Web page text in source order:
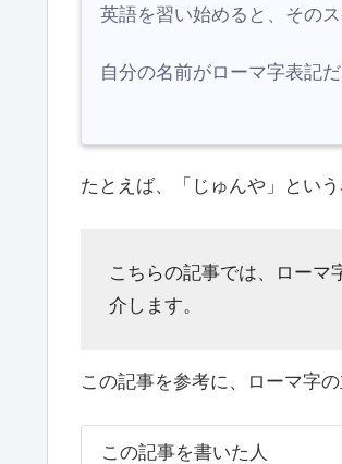
英語を習い始めると、その
自分の名前がローマ字表記
たとえば、「じゅんや」とい
こちらの記事では、ローマ
介します。
この記事を参考に、ローマ字
この記事を書いた人